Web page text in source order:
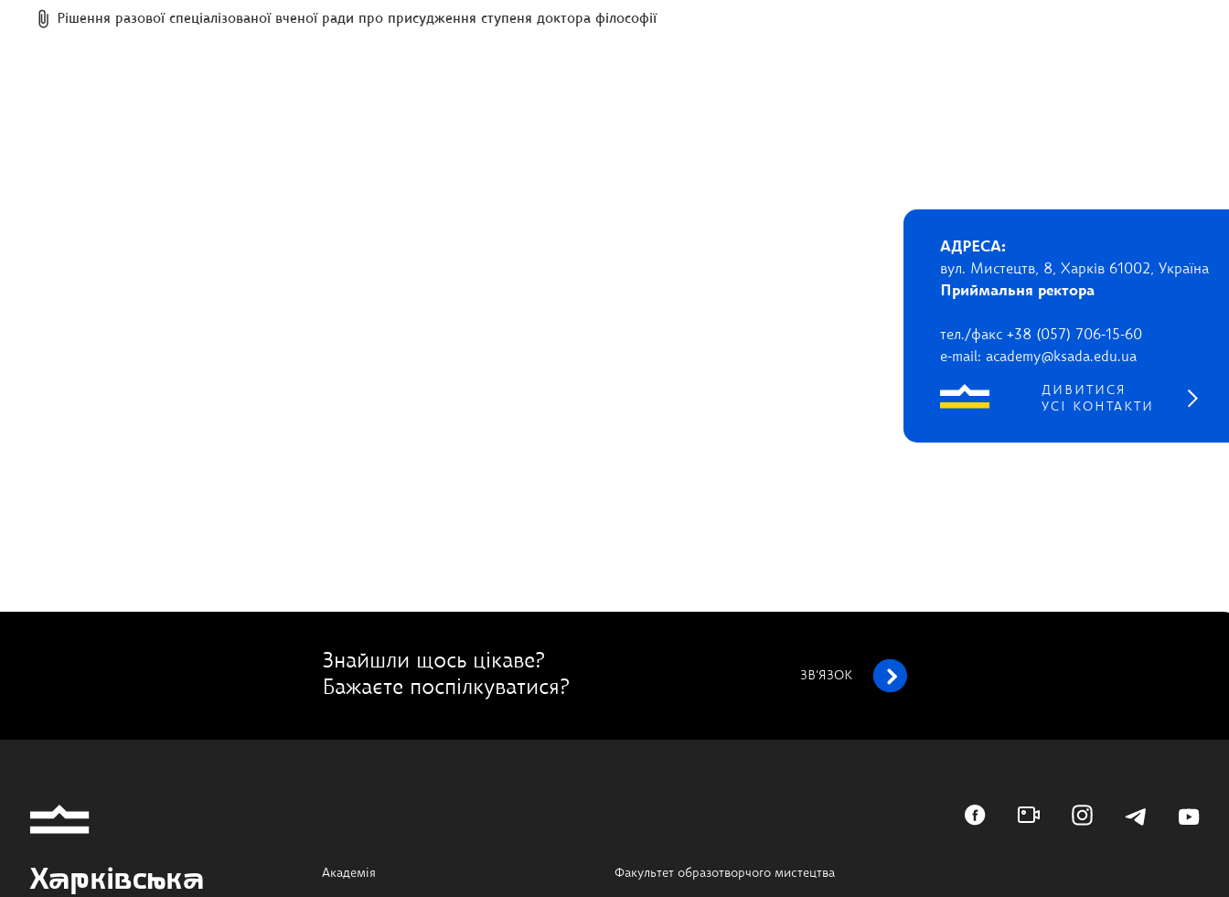
Рішення разової спеціалізованої вченої ради про присудження ступеня доктора філософії
АДРЕСА:
вул. Мистецтв, 8, Харків 61002, Україна
Приймальня ректора
тел./факс +38 (057) 706-15-60
e-mail: academy@ksada.edu.ua
ДИВИТИСЯ
УСІ КОНТАКТИ
Знайшли щось цікаве?
Бажаєте поспілкуватися?
ЗВ’ЯЗОК
Харківська
Академія Факультет образотворчого мистецтва